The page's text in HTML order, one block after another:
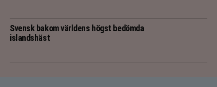
Svensk bakom världens högst bedömda
islandshäst